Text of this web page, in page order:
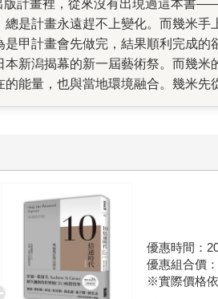
是計畫永遠趕不上變化。而幾米
甲計畫會先做完，結果順利完成
新潟揭幕的新一屆藝術祭。而幾
能量，也與當地環境融合。幾米
的律動，帶給人閱讀時實際感受得
間，面對很困難的主題，但卻變成
優惠時間：
優惠組合價：
※實際價格